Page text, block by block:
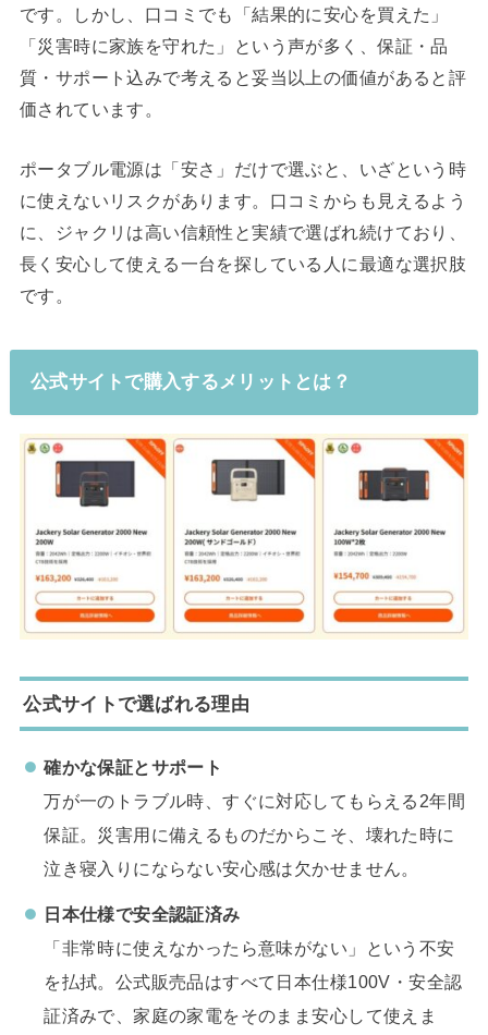
です。しかし、口コミでも「結果的に安心を買えた」
「災害時に家族を守れた」という声が多く、保証・品
質・サポート込みで考えると妥当以上の価値があると評
価されています。
ポータブル電源は「安さ」だけで選ぶと、いざという時
に使えないリスクがあります。口コミからも見えるよう
に、ジャクリは高い信頼性と実績で選ばれ続けており、
長く安心して使える一台を探している人に最適な選択肢
です。
公式サイトで購入するメリットとは？
公式サイトで選ばれる理由
確かな保証とサポート
万が一のトラブル時、すぐに対応してもらえる2年間
保証。災害用に備えるものだからこそ、壊れた時に
泣き寝入りにならない安心感は欠かせません。
日本仕様で安全認証済み
「非常時に使えなかったら意味がない」という不安
を払拭。公式販売品はすべて日本仕様100V・安全認
証済みで、家庭の家電をそのまま安心して使えま